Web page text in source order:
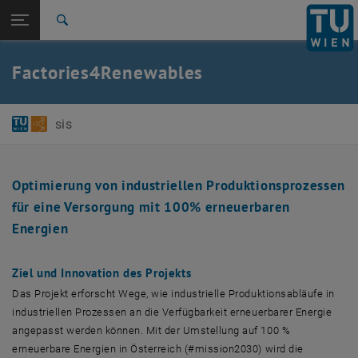
TU Login
Quicklinks
Quicklinks-Menü umschalten
Studium
Karriere
Zur 1. Menü Ebene
E384-01-Forschungsbereich Software-intensive Systems
Zurück zur letzten Ebene:
Factories4Renewables
sis
Optimierung von industriellen Produktionsprozessen
für eine Versorgung mit 100% erneuerbaren
Energien
Ziel und Innovation des Projekts
Das Projekt erforscht Wege, wie industrielle Produktionsabläufe in
industriellen Prozessen an die Verfügbarkeit erneuerbarer Energie
angepasst werden können. Mit der Umstellung auf 100 %
erneuerbare Energien in Österreich (#mission2030) wird die